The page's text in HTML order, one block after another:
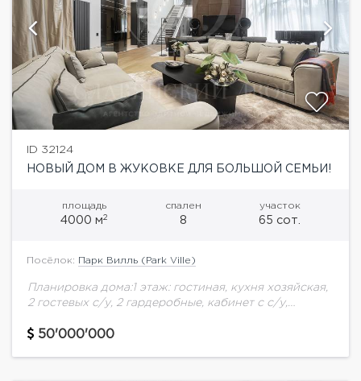
ID 32124
НОВЫЙ ДОМ В ЖУКОВКЕ ДЛЯ БОЛЬШОЙ СЕМЬИ!
площадь
4000 м2
спален
8
участок
65 сот.
Посёлок: Парк Вилль (Park Ville)
Планировка дома:1 этаж: гостиная, кухня хозяйская,
2 гостевых с/у, 2 гардеробные, кабинет с с/у,
помещения.Зона SPA: бассейн, сауна, хамам,
50'000'000